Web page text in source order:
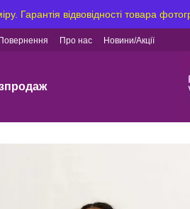
Гарантія відвовідності товара
Про нас Новини/Акції